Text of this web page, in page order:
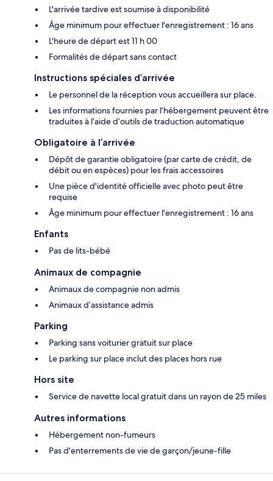
L'arrivée tardive est soumise à disponibilité
Âge minimum pour effectuer l'enregistrement : 16 ans
L'heure de départ est 11 h 00
Formalités de départ sans contact
Instructions spéciales d’arrivée
Le personnel de la réception vous accueillera sur place.
Les informations fournies par l’hébergement peuvent être
traduites à l’aide d’outils de traduction automatique
Obligatoire à l’arrivée
Dépôt de garantie obligatoire (par carte de crédit, de
débit ou en espèces) pour les frais accessoires
Une pièce d'identité officielle avec photo peut être
requise
Âge minimum pour effectuer l'enregistrement : 16 ans
Enfants
Pas de lits-bébé
Animaux de compagnie
Animaux de compagnie non admis
Animaux d’assistance admis
Parking
Parking sans voiturier gratuit sur place
Le parking sur place inclut des places hors rue
Hors site
Service de navette local gratuit dans un rayon de 25 miles
Autres informations
Hébergement non-fumeurs
Pas d'enterrements de vie de garçon/jeune-fille